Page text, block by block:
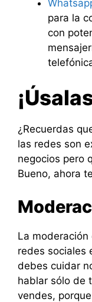
para la
con
¿Recuerdas
las redes son
negocios pero
Bueno, ahora
La moderación
redes sociales
debes cuidar
hablar sólo de
vendes,